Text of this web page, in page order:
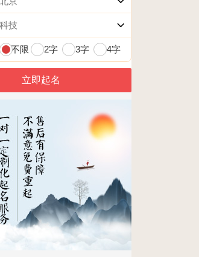
不限 2字 3字 4字